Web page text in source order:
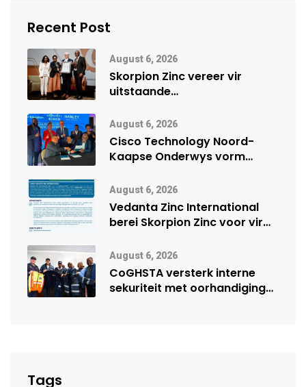
Recent Post
August 6, 2026
Skorpion Zinc vereer vir
uitstaande
Namibië Mynbou Ekspo
August 6, 2026
Cisco Technology Noord-
Kaapse Onderwys vorm
vennootskap
August 6, 2026
Vedanta Zinc International
berei Skorpion Zinc voor vir
August 6, 2026
CoGHSTA versterk interne
sekuriteit met oorhandiging
Tags